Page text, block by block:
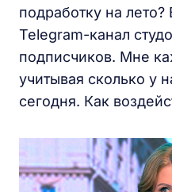
подработку на
Telegram-канал
подписчиков. Мне
учитывая сколько у
сегодня. Как